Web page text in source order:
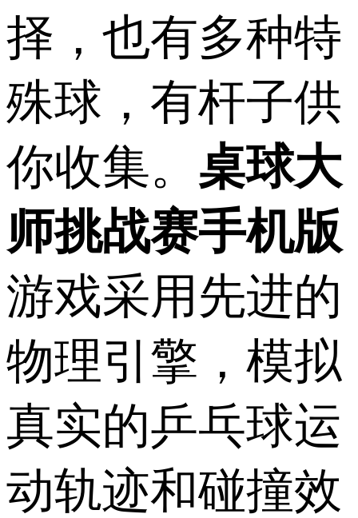
择，也有多种特
殊球，有杆子供
你收集。 桌球大
师挑战赛手机版
游戏采用先进的
物理引擎，模拟
真实的乒乓球运
动轨迹和碰撞效